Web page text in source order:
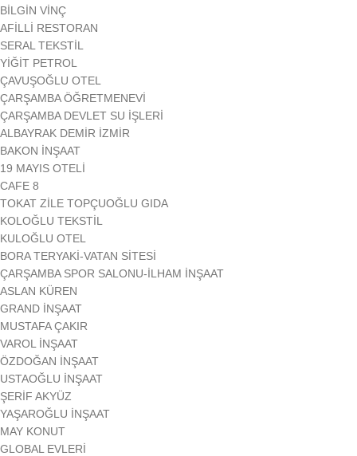
BİLGİN VİNÇ
AFİLLİ RESTORAN
SERAL TEKSTİL
YİĞİT PETROL
ÇAVUŞOĞLU OTEL
ÇARŞAMBA ÖĞRETMENEVİ
ÇARŞAMBA DEVLET SU İŞLERİ
ALBAYRAK DEMİR İZMİR
BAKON İNŞAAT
19 MAYIS OTELİ
CAFE 8
TOKAT ZİLE TOPÇUOĞLU GIDA
KOLOĞLU TEKSTİL
KULOĞLU OTEL
BORA TERYAKİ-VATAN SİTESİ
ÇARŞAMBA SPOR SALONU-İLHAM İNŞAAT
ASLAN KÜREN
GRAND İNŞAAT
MUSTAFA ÇAKIR
VAROL İNŞAAT
ÖZDOĞAN İNŞAAT
USTAOĞLU İNŞAAT
ŞERİF AKYÜZ
YAŞAROĞLU İNŞAAT
MAY KONUT
GLOBAL EVLERİ